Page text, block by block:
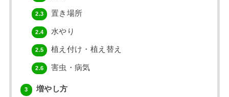
2.3 置き場所
2.4 水やり
2.5 植え付け・植え替え
2.6 害虫・病気
3 増やし方